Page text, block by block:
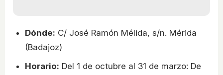
Dónde: C/ José Ramón Mélida, s/n. Mérida
(Badajoz)
Horario: Del 1 de octubre al 31 de marzo: De